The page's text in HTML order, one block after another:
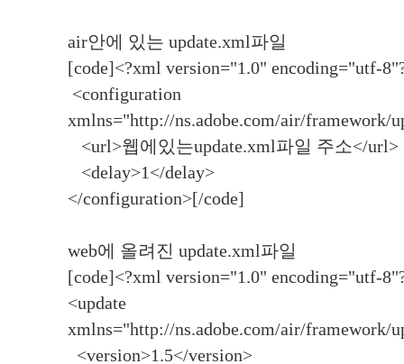
air안에 있는 update.xml파일
[code]<?xml version="1.0" encoding="utf-
<configuration
xmlns="http://ns.adobe.com/air/framework/
<url>웹에있는update.xml파일 주소</url>
<delay>1</delay>
</configuration>[/code]
web에 올려진 update.xml파일
[code]<?xml version="1.0" encoding="utf-
<update
xmlns="http://ns.adobe.com/air/framework/
<version>1.5</version>